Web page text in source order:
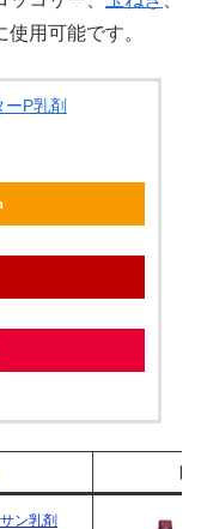
使用可能です。
P乳剤
ト
ン乳剤